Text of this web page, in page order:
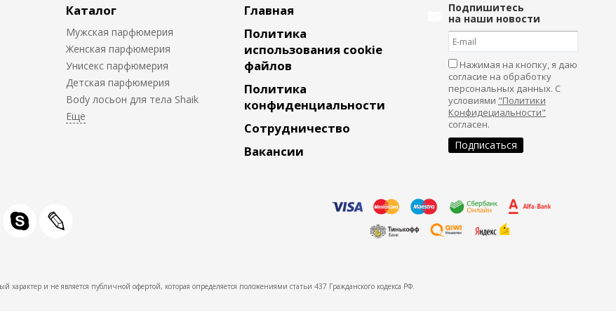
Каталог
Мужская парфюмерия
Женская парфюмерия
Унисекс парфюмерия
Детская парфюмерия
Body лосьон для тела Shaik
Главная
Политика
использования cookie
файлов
Политика
конфиденциальности
Сотрудничество
Вакансии
Подпишитесь
на наши новости
Нажимая на кнопку, я даю
согласие на обработку
персональных данных. С
условиями "Политики
Конфидециальности"
согласен.
и не является публичной офертой, которая определяется положениями статьи 437 Гражданского кодекса РФ.